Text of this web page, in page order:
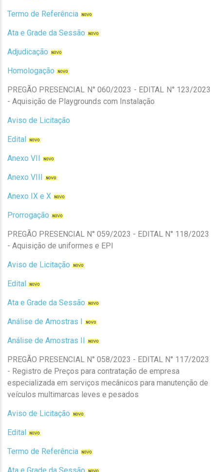
Termo de Referência
Ata e Grade da Sessão
Adjudicação
Homologação
PREGÃO PRESENCIAL N° 060/2023 - EDITAL N° 123/2023
- Aquisição de Playgrounds com Instalação
Aviso de Licitação
Edital
Anexo VII
Anexo VIII
Anexo IX e X
Prorrogação
PREGÃO PRESENCIAL N° 059/2023 - EDITAL N° 118/2023
- Aquisição de uniformes e EPI
Aviso de Licitação
Edital
Ata e Grade da Sessão
Análise de Amostras I
Análise de Amostras II
PREGÃO PRESENCIAL N° 058/2023 - EDITAL N° 117/2023
- Registro de Preços para contratação de empresa
especializada em serviços mecânicos para manutenção de
veículos multimarcas leves e pesados
Aviso de Licitação
Edital
Termo de Referência